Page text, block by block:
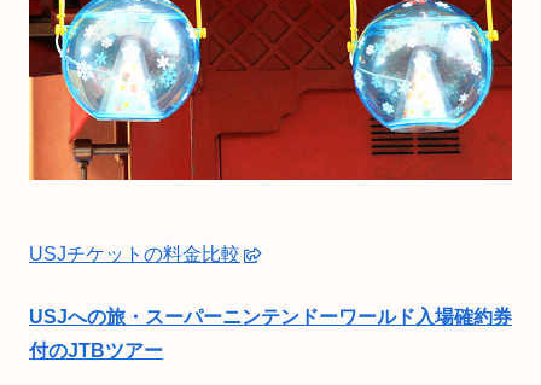
USJチケットの料金比較
USJへの旅・スーパーニンテンドーワールド入場確約券
付のJTBツアー